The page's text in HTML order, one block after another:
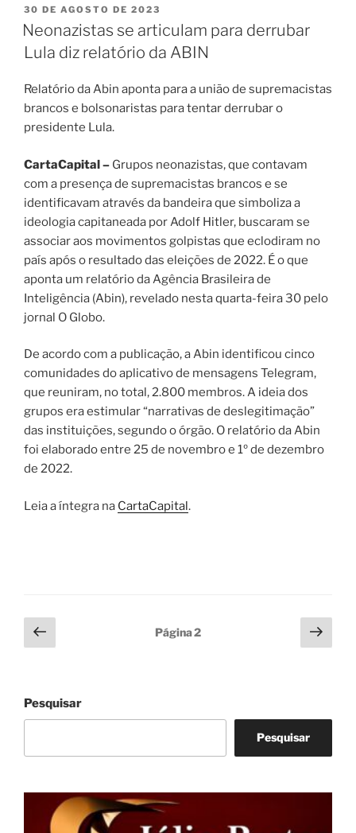
PUBLICADO
EM
30 DE AGOSTO DE 2023
Neonazistas se articulam para derrubar
Lula diz relatório da ABIN
Relatório da Abin aponta para a união de supremacistas
brancos e bolsonaristas para tentar derrubar o
presidente Lula.
CartaCapital – Grupos neonazistas, que contavam
com a presença de supremacistas brancos e se
identificavam através da bandeira que simboliza a
ideologia capitaneada por Adolf Hitler, buscaram se
associar aos movimentos golpistas que eclodiram no
país após o resultado das eleições de 2022. É o que
aponta um relatório da Agência Brasileira de
Inteligência (Abin), revelado nesta quarta-feira 30 pelo
jornal O Globo.
De acordo com a publicação, a Abin identificou cinco
comunidades do aplicativo de mensagens Telegram,
que reuniram, no total, 2.800 membros. A ideia dos
grupos era estimular “narrativas de deslegitimação”
das instituições, segundo o órgão. O relatório da Abin
foi elaborado entre 25 de novembro e 1º de dezembro
de 2022.
Leia a íntegra na CartaCapital.
Paginação
de
Página
anterior
Página2
Pesquisar
Pesquisar